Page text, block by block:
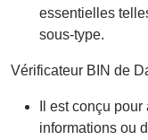
essentielles
sous-type.
Vérificateur BIN de
Il est conçu
informations ou